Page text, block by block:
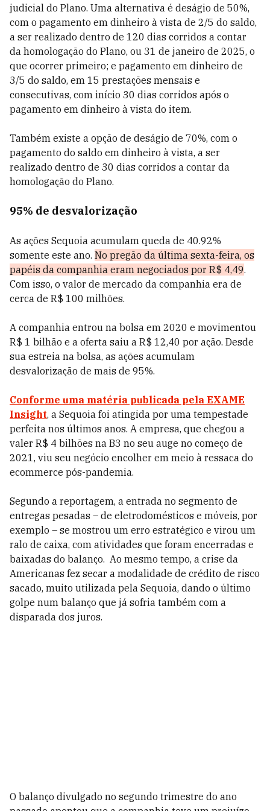
judicial do Plano. Uma alternativa é deságio de 50%,
com o pagamento em dinheiro à vista de 2/5 do saldo,
a ser realizado dentro de 120 dias corridos a contar
da homologação do Plano, ou 31 de janeiro de 2025, o
que ocorrer primeiro; e pagamento em dinheiro de
3/5 do saldo, em 15 prestações mensais e
consecutivas, com início 30 dias corridos após o
pagamento em dinheiro à vista do item.
Também existe a opção de deságio de 70%, com o
pagamento do saldo em dinheiro à vista, a ser
realizado dentro de 30 dias corridos a contar da
homologação do Plano.
95% de desvalorização
As ações Sequoia acumulam queda de 40.92%
somente este ano. No pregão da última sexta-feira, os
papéis da companhia eram negociados por R$ 4,49.
Com isso, o valor de mercado da companhia era de
cerca de R$ 100 milhões.
A companhia entrou na bolsa em 2020 e movimentou
R$ 1 bilhão e a oferta saiu a R$ 12,40 por ação. Desde
sua estreia na bolsa, as ações acumulam
desvalorização de mais de 95%.
Conforme uma matéria publicada pela EXAME
Insight, a Sequoia foi atingida por uma tempestade
perfeita nos últimos anos. A empresa, que chegou a
valer R$ 4 bilhões na B3 no seu auge no começo de
2021, viu seu negócio encolher em meio à ressaca do
ecommerce pós-pandemia.
Segundo a reportagem, a entrada no segmento de
entregas pesadas – de eletrodomésticos e móveis, por
exemplo – se mostrou um erro estratégico e virou um
ralo de caixa, com atividades que foram encerradas e
baixadas do balanço. Ao mesmo tempo, a crise da
Americanas fez secar a modalidade de crédito de risco
sacado, muito utilizada pela Sequoia, dando o último
golpe num balanço que já sofria também com a
disparada dos juros.
O balanço divulgado no segundo trimestre do ano